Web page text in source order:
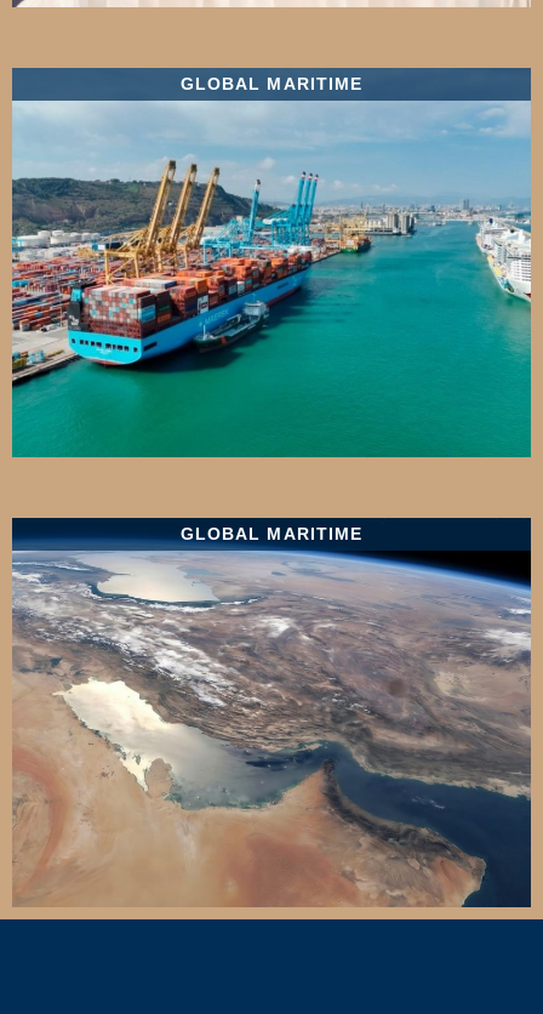
GLOBAL MARITIME
GLOBAL MARITIME